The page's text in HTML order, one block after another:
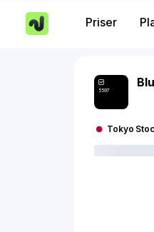
Priser
5597
Tokyo